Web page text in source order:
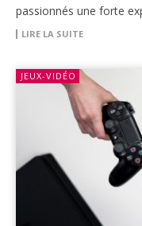
passionnés une forte
LIRE LA SUITE
JEUX-VIDÉO